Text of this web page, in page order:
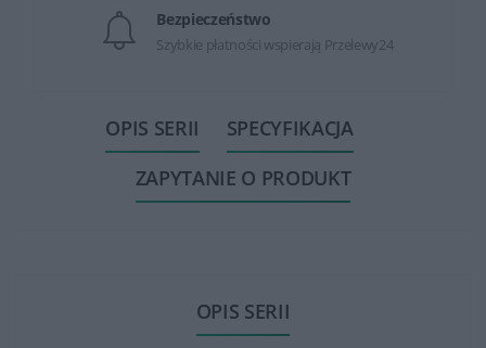
Bezpieczeństwo
Szybkie płatności wspierają Przelewy24
OPIS SERII
SPECYFIKACJA
ZAPYTANIE O PRODUKT
OPIS SERII